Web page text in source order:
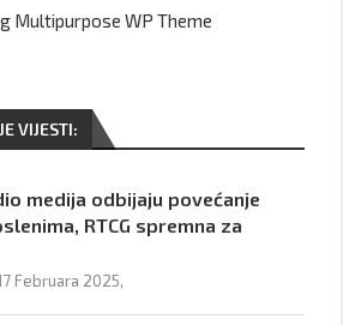
VIJESTI:
medija odbijaju povećanje
RTCG spremna za
Februara 2025,